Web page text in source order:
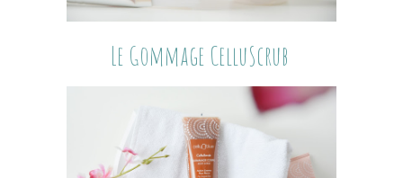
Le Gommage CelluScrub